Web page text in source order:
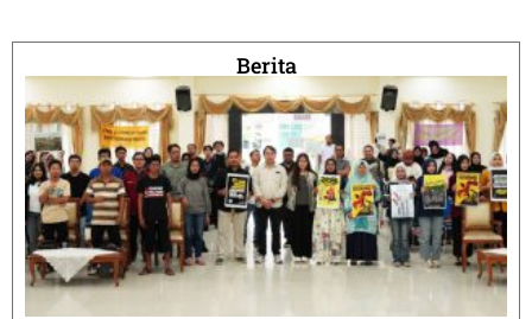
Berita